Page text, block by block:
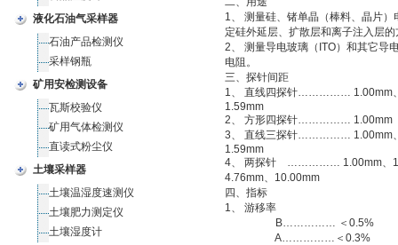
液化石油气采样器
石油产品检测仪
采样钢瓶
矿用安检测设备
瓦斯校验仪
矿用气体检测仪
直读式粉尘仪
土壤采样器
土壤温湿度速测仪
土壤肥力测定仪
土壤湿度计
1、 测量硅、锗单晶（棒料、晶片）
定硅外延层、扩散层和离子注入层
2、 测量导电玻璃（ITO）和其它导
电阻。
三、探针间距
1、 直线四探针…………… 1.00mm
1.59mm
2、 方形四探针…………… 1.00mm
3、 直线三探针…………… 1.00mm
1.59mm
4、 两探针 …………… 1.00mm、
4.76mm、10.00mm
四、指标
1、 游移率
B…………… ＜0.5%
A……………＜0.3%